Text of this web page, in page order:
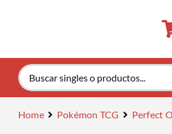
Buscar:
Home Pokémon TCG Perfect